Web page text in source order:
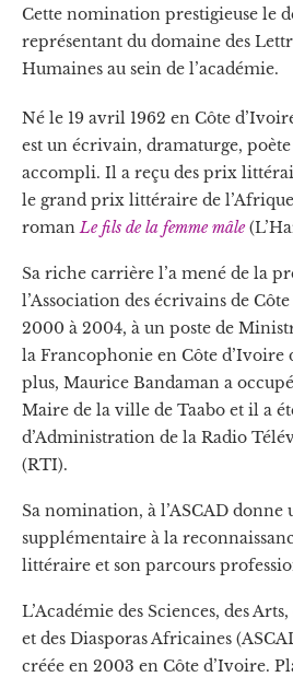
Cette nomination prestigieuse le
représentant du domaine des
Humaines au sein de l’académie.
Né le 19 avril 1962 en Côte
est un écrivain, dramaturge,
accompli. Il a reçu des prix
le grand prix littéraire de
romanLe fils de la femme mâle
Sa riche carrière l’a mené de la
l’Association des écrivains de
2000 à 2004, à un poste de
la Francophonie en Côte d’Ivoire
plus, Maurice Bandaman a
Maire de la ville de Taabo et il a
d’Administration de la Radio
(RTI).
Sa nomination, à l’ASCAD donne
supplémentaire à la
littéraire et son parcours
L’Académie des Sciences, des
et des Diasporas Africaines
créée en 2003 en Côte d’Ivoire.